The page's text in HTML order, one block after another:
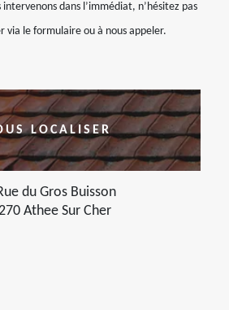
intervenons dans l’immédiat, n’hésitez pas
via le formulaire ou à nous appeler.
LOCALISER
du Gros Buisson
Athee Sur Cher